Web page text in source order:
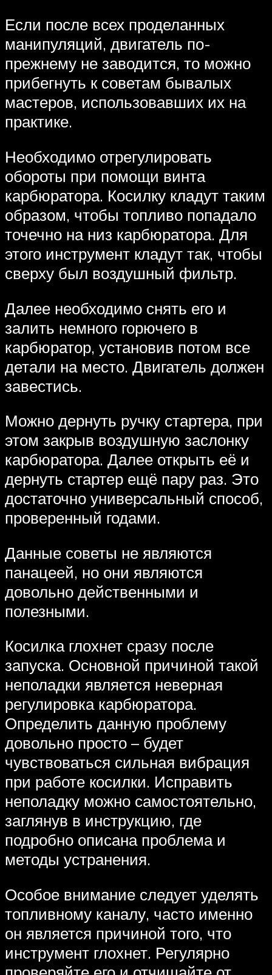
Если после всех проделанных
манипуляций, двигатель по-
прежнему не заводится, то можно
прибегнуть к советам бывалых
мастеров, использовавших их на
практике.
Необходимо отрегулировать
обороты при помощи винта
карбюратора. Косилку кладут таким
образом, чтобы топливо попадало
точечно на низ карбюратора. Для
этого инструмент кладут так, чтобы
сверху был воздушный фильтр.
Далее необходимо снять его и
залить немного горючего в
карбюратор, установив потом все
детали на место. Двигатель должен
завестись.
Можно дернуть ручку стартера, при
этом закрыв воздушную заслонку
карбюратора. Далее открыть её и
дернуть стартер ещё пару раз. Это
достаточно универсальный способ,
проверенный годами.
Данные советы не являются
панацеей, но они являются
довольно действенными и
полезными.
Косилка глохнет сразу после
запуска. Основной причиной такой
неполадки является неверная
регулировка карбюратора.
Определить данную проблему
довольно просто – будет
чувствоваться сильная вибрация
при работе косилки. Исправить
неполадку можно самостоятельно,
заглянув в инструкцию, где
подробно описана проблема и
методы устранения.
Особое внимание следует уделять
топливному каналу, часто именно
он является причиной того, что
инструмент глохнет. Регулярно